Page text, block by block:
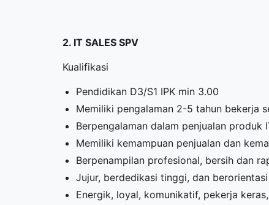
2. IT SALES SPV
Kualifikasi
Pendidikan D3/S1 IPK min 3.00
Memiliki pengalaman 2-5 tahun bekerja
Berpengalaman dalam penjualan produk
Memiliki kemampuan penjualan dan
Berpenampilan profesional, bersih dan
Jujur, berdedikasi tinggi, dan
Energik, loyal, komunikatif, pekerja